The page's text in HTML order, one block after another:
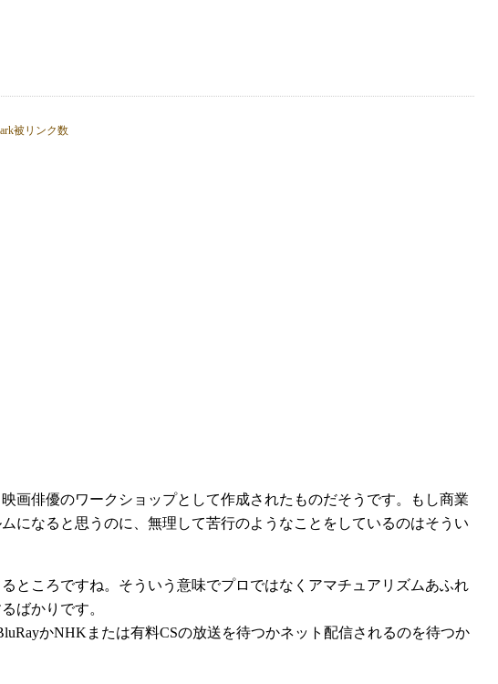
画俳優のワークショップとして作成されたものだそうです。もし商業
になると思うのに、無理して苦行のようなことをしているのはそうい
ところですね。そういう意味でプロではなくアマチュアリズムあふれ
ばかりです。
かNHKまたは有料CSの放送を待つかネット配信されるのを待つか